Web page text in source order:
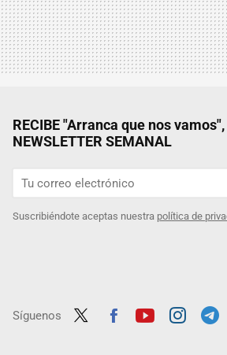
RECIBE "Arranca que nos
NEWSLETTER SEMANAL
Suscribiéndote aceptas nuestra política de
Síguenos